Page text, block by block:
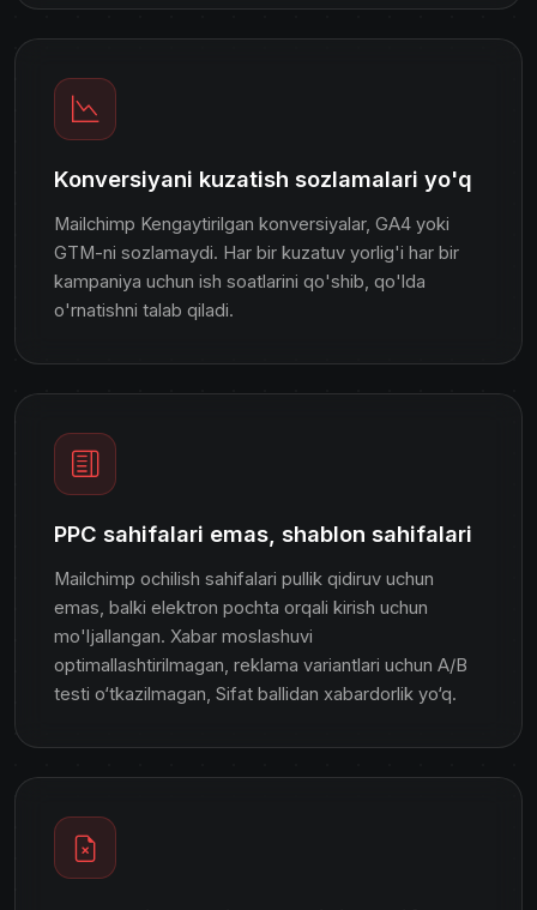
Konversiyani kuzatish sozlamalari yo'q
Mailchimp Kengaytirilgan konversiyalar, GA4 yoki
GTM-ni sozlamaydi. Har bir kuzatuv yorlig'i har bir
kampaniya uchun ish soatlarini qo'shib, qo'lda
o'rnatishni talab qiladi.
PPC sahifalari emas, shablon sahifalari
Mailchimp ochilish sahifalari pullik qidiruv uchun
emas, balki elektron pochta orqali kirish uchun
mo'ljallangan. Xabar moslashuvi
optimallashtirilmagan, reklama variantlari uchun A/B
testi o‘tkazilmagan, Sifat ballidan xabardorlik yo‘q.